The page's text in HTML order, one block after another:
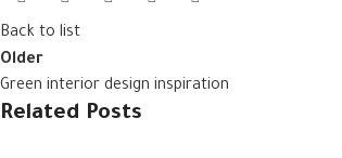
Back to list
Older
Green interior design inspiration
Related Posts